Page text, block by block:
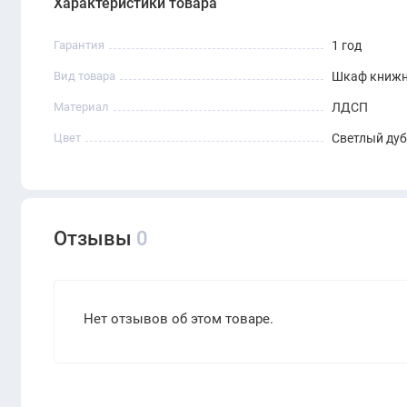
Характеристики товара
Гарантия 1 год
Вид товара Шкаф
Материал ЛДСП
Цвет Светлый дуб
Отзывы 0
Нет отзывов об этом товаре.